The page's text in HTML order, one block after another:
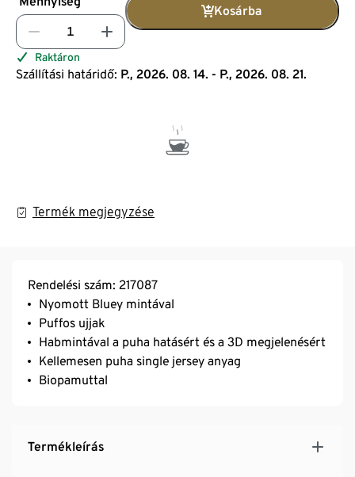
Kosárba
Raktáron
Szállítási határidő: P., 2026. 08. 14. - P., 2026. 08. 21.
Termék megjegyzése
Rendelési szám: 217087
Nyomott Bluey mintával
Puffos ujjak
Habmintával a puha hatásért és a 3D megjelenésért
Kellemesen puha single jersey anyag
Biopamuttal
Termékleírás